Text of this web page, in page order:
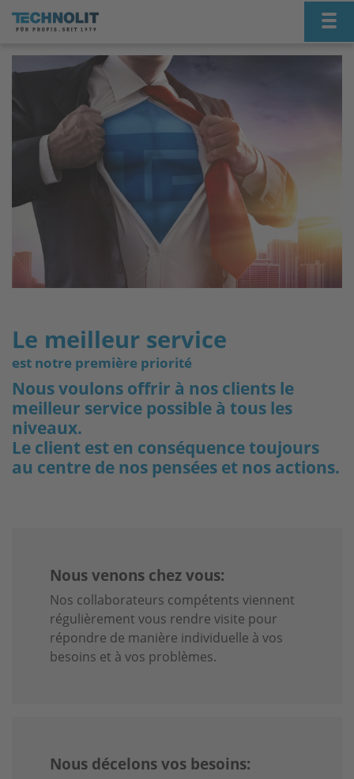
Le meilleur service
est notre première priorité
Nous voulons offrir à nos clients le
meilleur service possible à tous les
niveaux.
Le client est en conséquence toujours
au centre de nos pensées et nos actions.
Nous venons chez vous:
Nos collaborateurs compétents viennent
régulièrement vous rendre visite pour
répondre de manière individuelle à vos
besoins et à vos problèmes.
Nous décelons vos besoins: